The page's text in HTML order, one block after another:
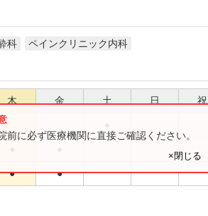
科 ペインクリニック内科
木 金 土 日 祝
● ●
に必ず医療機関に直接ご確認ください。
×閉じる